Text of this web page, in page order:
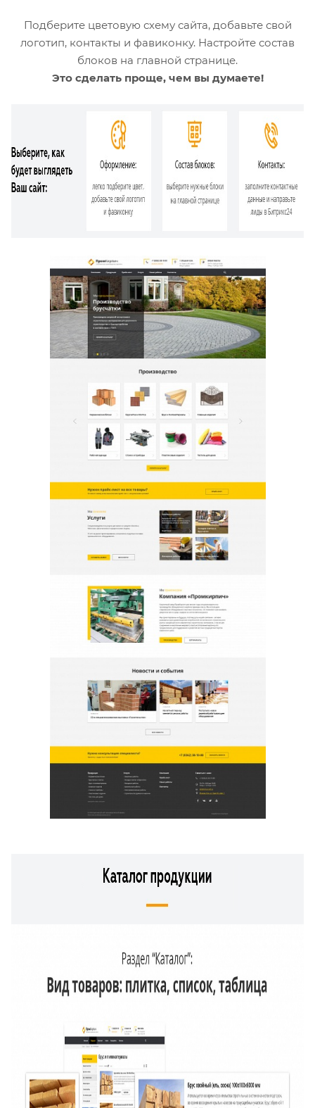
Подберите цветовую схему сайта, добавьте свой
логотип, контакты и фавиконку. Настройте состав
блоков на главной странице.
Это сделать проще, чем вы думаете!